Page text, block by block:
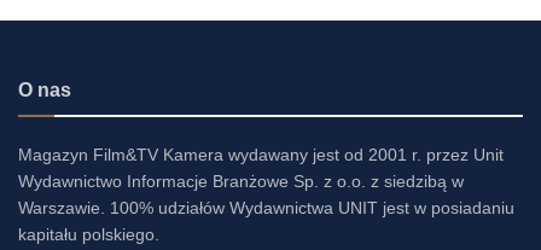
O nas
Magazyn Film&TV Kamera wydawany jest od 2001 r. przez Unit
Wydawnictwo Informacje Branżowe Sp. z o.o. z siedzibą w
Warszawie. 100% udziałów Wydawnictwa UNIT jest w posiadaniu
kapitału polskiego.